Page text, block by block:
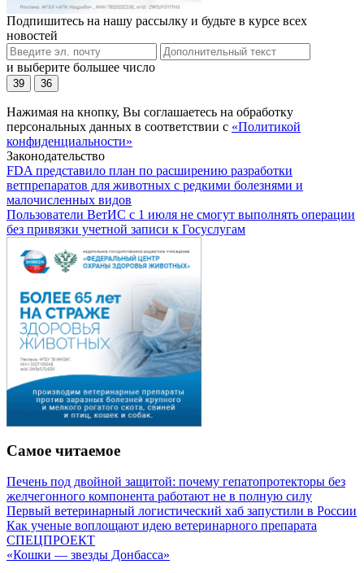
Подпишитесь на нашу рассылку и будьте в курсе всех
новостей
и выберите большее число
39 36
Нажимая на кнопку, Вы соглашаетесь на обработку
персональных данных в соответствии с «Политикой
конфиденциальности»
Законодательство
FDA представило план по расширению разработки
ветпрепаратов для животных с редкими болезнями и
малочисленных видов
Пользователи ВетИС с 1 июля не смогут выполнять операции
без привязки учетной записи к Госуслугам
Самое читаемое
Печень под двойной защитой: почему гепатопротекторы без
желчегонного компонента работают не в полную силу
Первый ветеринарный логистический хаб запустили в России
Как ученые воплощают идею ветеринарного препарата
СПЕЦПРОЕКТ
«Кошки — звезды Донбасса»